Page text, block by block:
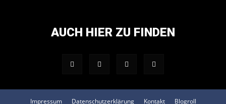
AUCH HIER ZU FINDEN
Impressum Datenschutzerklärung Kontakt Blogroll